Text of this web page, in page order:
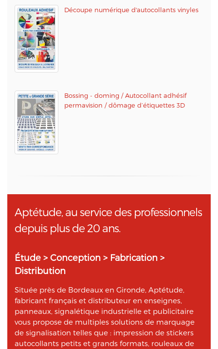
Découpe numérique d'autocollants vinyles
Bossing - doming / Autocollant adhésif
permavision / dômage d’étiquettes 3D
Aptétude, au service des professionnels
depuis plus de 20 ans.
Étude > Conception > Fabrication >
Distribution
Située près de Bordeaux en Gironde, Aptétude,
fabricant français et distributeur en enseignes,
panneaux, signalétique industrielle et publicitaire
vous propose de multiples solutions de marquage
de signalisation telles que : impression de stickers
autocollants petits et grands formats, rouleaux de